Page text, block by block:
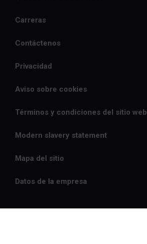
Carreras
Contáctenos
Privacidad
Aviso sobre cookies
Términos y condiciones del sitio web
Modern slavery statement
Mapa del sitio
Datos de la empresa